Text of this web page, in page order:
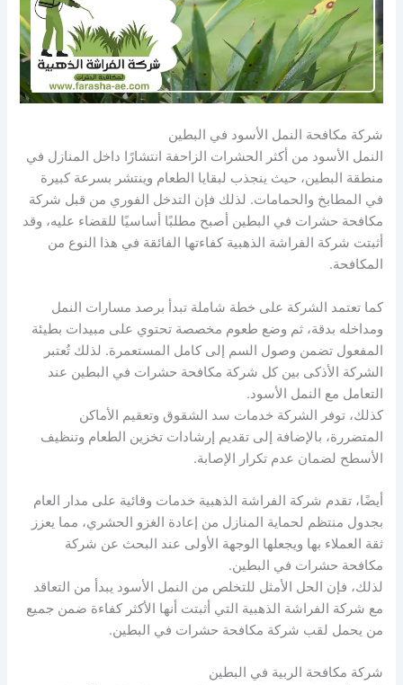
شركة مكافحة النمل الأسود في البطين
النمل الأسود من أكثر الحشرات الزاحفة انتشارًا داخل المنازل في
منطقة البطين، حيث ينجذب لبقايا الطعام وينتشر بسرعة كبيرة
في المطابخ والحمامات. لذلك فإن التدخل الفوري من قبل شركة
مكافحة حشرات في البطين أصبح مطلبًا أساسيًا للقضاء عليه، وقد
أثبتت شركة الفراشة الذهبية كفاءتها الفائقة في هذا النوع من
المكافحة.
كما تعتمد الشركة على خطة شاملة تبدأ برصد مسارات النمل
ومداخله بدقة، ثم وضع طعوم مخصصة تحتوي على مبيدات بطيئة
المفعول تضمن وصول السم إلى كامل المستعمرة. لذلك تُعتبر
الشركة الأذكى بين كل شركة مكافحة حشرات في البطين عند
التعامل مع النمل الأسود.
كذلك، توفر الشركة خدمات سد الشقوق وتعقيم الأماكن
المتضررة، بالإضافة إلى تقديم إرشادات تخزين الطعام وتنظيف
الأسطح لضمان عدم تكرار الإصابة.
أيضًا، تقدم شركة الفراشة الذهبية خدمات وقائية على مدار العام
بجدول منتظم لحماية المنازل من إعادة الغزو الحشري، مما يعزز
ثقة العملاء بها ويجعلها الوجهة الأولى عند البحث عن شركة
مكافحة حشرات في البطين.
لذلك، فإن الحل الأمثل للتخلص من النمل الأسود يبدأ من التعاقد
مع شركة الفراشة الذهبية التي أثبتت أنها الأكثر كفاءة ضمن جميع
من يحمل لقب شركة مكافحة حشرات في البطين.
شركة مكافحة الربية في البطين